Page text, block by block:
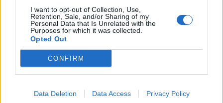
I want to opt-out of Collection, Use,
Retention, Sale, and/or Sharing of my
Personal Data that Is Unrelated with the
Purposes for which it was collected.
Opted Out
CONFIRM
Data Deletion Data Access Privacy Policy
8 Ardie Savea, 7 Sam Cane, 6 Wallace Sititi, 5
Tupou Vaa’i, 4 Scott Barrett (c), 3 Tyrel Lomax,
2 Codie Taylor, 1 Ethan de Groot
Panchina:16 Asafo Aumua, Tamaiti Williams,
18 Pasilio Tosi, 19 Sam Darry, 20 Luke
Jacobson, 21 TJ Perenara, 22 Anton Lienert-
Brown, 23 Sevu Reece